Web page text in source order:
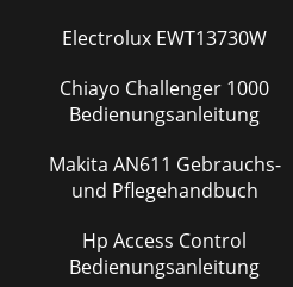
Electrolux EWT13730W
Chiayo Challenger 1000
Bedienungsanleitung
Makita AN611 Gebrauchs-
und Pflegehandbuch
Hp Access Control
Bedienungsanleitung